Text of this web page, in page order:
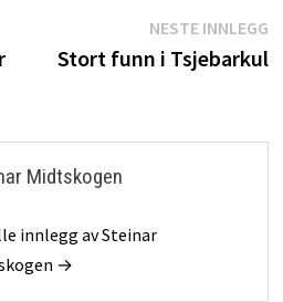
NESTE INNLEGG
Stort funn i Tsjebarkul
Midtskogen
innlegg av Steinar
→